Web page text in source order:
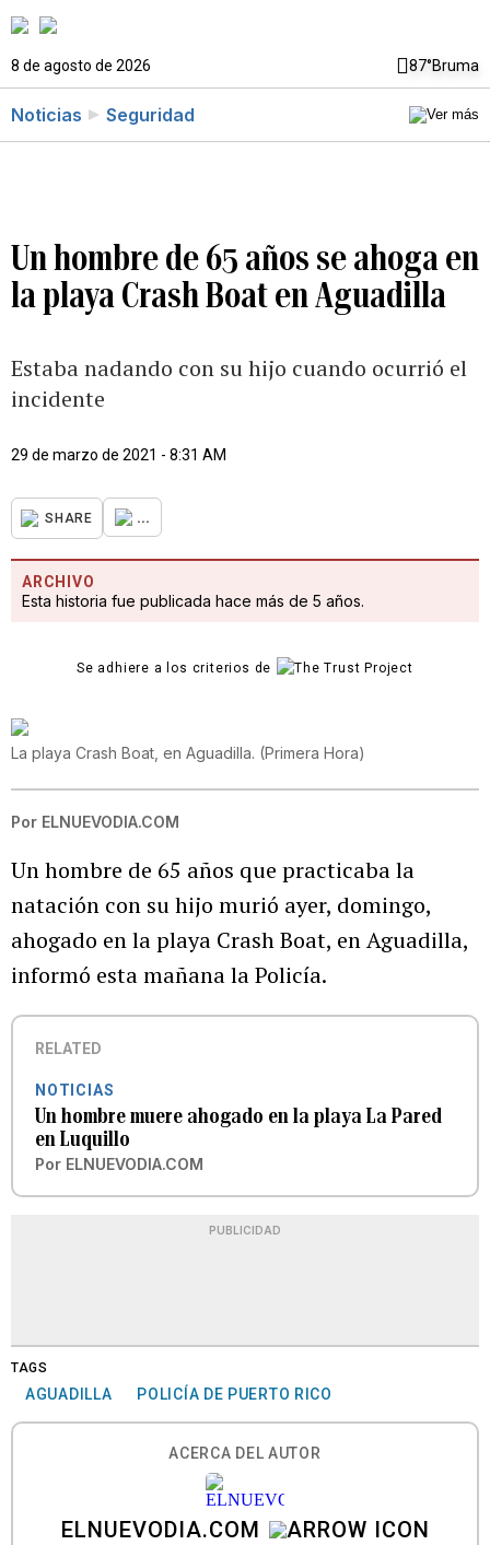
8 de agosto de 2026 87°Bruma
Noticias Seguridad
Un hombre de 65 años se ahoga en
la playa Crash Boat en Aguadilla
Estaba nadando con su hijo cuando ocurrió el
incidente
29 de marzo de 2021 - 8:31 AM
SHARE ...
ARCHIVO
Esta historia fue publicada hace más de 5 años.
Se adhiere a los criterios de
La playa Crash Boat, en Aguadilla. (Primera Hora)
Por ELNUEVODIA.COM
Un hombre de 65 años que practicaba la
natación con su hijo murió ayer, domingo,
ahogado en la playa Crash Boat, en Aguadilla,
informó esta mañana la Policía.
RELATED
NOTICIAS
Un hombre muere ahogado en la playa La Pared
en Luquillo
Por ELNUEVODIA.COM
PUBLICIDAD
TAGS
AGUADILLA POLICÍA DE PUERTO RICO
ACERCA DEL AUTOR
ELNUEVODIA.COM